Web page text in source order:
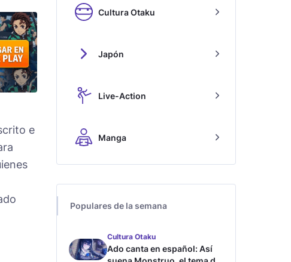
e
Cultura Otaku
Japón
Live-Action
Manga
Populares de la semana
Cultura Otaku
Ado canta en español: Así